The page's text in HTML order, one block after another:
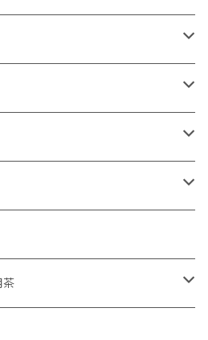
ンボトル】
茶